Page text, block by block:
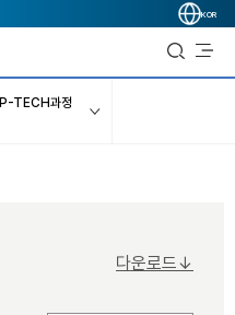
KOR
P-TECH과정
다운로드↓